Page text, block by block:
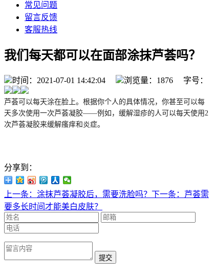
常见问题
留言反馈
客服热线
我们每天都可以在面部涂抹芦荟吗？
时间：2021-07-01 14:42:04 浏览量：1876 字号：
芦荟可以每天涂在脸上。根据你个人的具体情况，你甚至可以每
天多次使用一次芦荟凝胶——例如，缓解湿疹的人可以每天使用2
次芦荟凝胶来缓解瘙痒和炎症。
分享到：
上一条：涂抹芦荟凝胶后，需要洗脸吗？ 下一条：芦荟需
要多长时间才能美白皮肤？
提交